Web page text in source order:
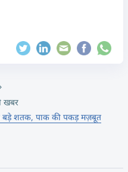
खबर
बड़े शतक, पाक की पकड़ मज़बूत